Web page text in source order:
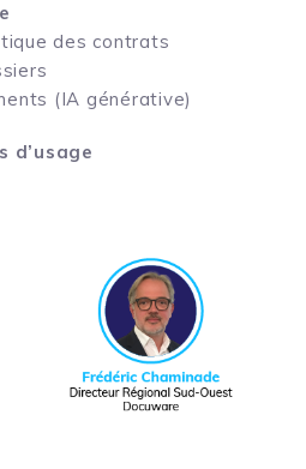
des contrats
(IA générative)
d’usage